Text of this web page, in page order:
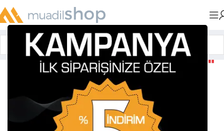
Anasayfa»Muadil Tonerler